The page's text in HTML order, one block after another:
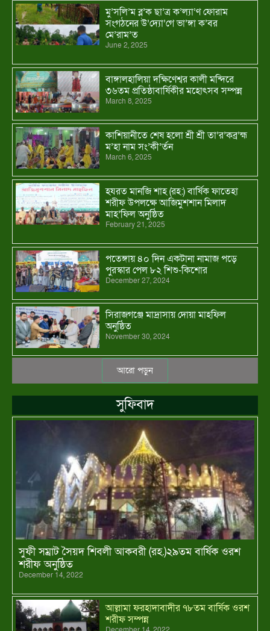
মু’সলি’ম ব্ল’ক ছা’ত্র ক’ল্যা’ণ ফোরাম
সংগঠনের উ’দ্যো’গে ভা’ঙ্গা ক’বর
মে’রাম’ত
June 2, 2025
বাঙ্গালহালিয়া দক্ষিণেশ্বর কালী মন্দিরে
৩৬তম প্রতিষ্ঠাবার্ষিকীর মহোৎসব সম্পন্ন
March 8, 2025
কাশিয়ানীতে শেষ হলো শ্রী শ্রী তা’র’কব্র’হ্ম
ম’হা নাম সং’কী’র্তন
March 6, 2025
হযরত মানজি শাহ (রহ:) বার্ষিক ফাতেহা
শরীফ উপলক্ষে আজিমুশশান মিলাদ
মাহ’ফিল অনুষ্ঠিত
February 21, 2025
পতেঙ্গায় ৪০ দিন একটানা নামাজ পড়ে
পুরস্কার পেল ৮২ শিশু-কিশোর
December 27, 2024
সিরাজগঞ্জে মাদ্রাসায় দোয়া মাহফিল
অনুষ্ঠিত
November 30, 2024
আরো পড়ুন
সু‌ফিবাদ
সুফী সম্রাট সৈয়দ শিবলী আকবরী (রহ.)২৯তম বার্ষিক ওরশ
শরীফ অনুষ্ঠিত
December 14, 2022
আল্লামা ফরহাদাবাদীর ৭৮তম বার্ষিক ওরশ
শরীফ সম্পন্ন